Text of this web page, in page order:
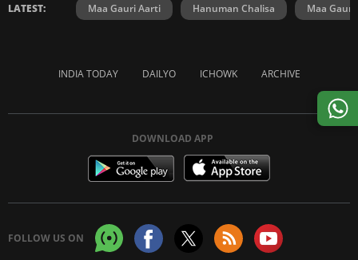
LATEST: Maa Gauri Aarti Hanuman Chalisa Maa Gauri
INDIA TODAY DAILYO ICHOWK ARCHIVE
DOWNLOAD APP
FOLLOW US ON